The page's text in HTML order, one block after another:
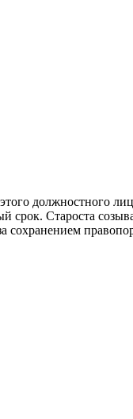
срок. Староста